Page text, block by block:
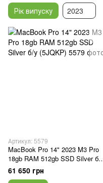
Рік випуску 2023
Артикул: 5579
MacBook Pro 14" 2023 M3 Pro
18gb RAM 512gb SSD Silver б/у
(5JQKP)
61 650 грн